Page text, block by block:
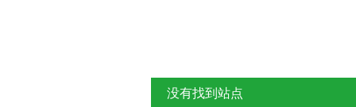
没有找到站点